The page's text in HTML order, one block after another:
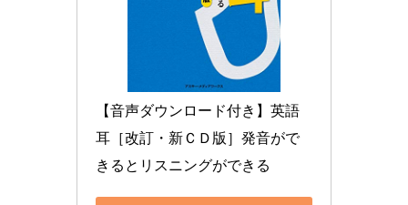
【音声ダウンロード付き】英語
耳［改訂・新ＣＤ版］発音がで
きるとリスニングができる